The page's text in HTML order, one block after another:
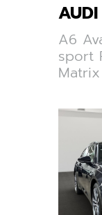
AUDI
A6
sport
Matrix